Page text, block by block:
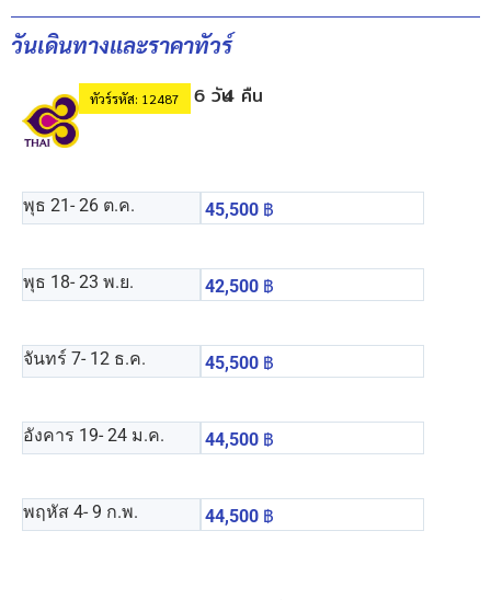
วันเดินทางและราคาทัวร์
ทัวร์รหัส: 12487 6 วัน4 คืน
พุธ 21 - 26 ต.ค. 45,500 ฿
พุธ 18- 23 พ.ย. 42,500 ฿
จันทร์ 7- 12 ธ.ค. 45,500 ฿
อังคาร 19- 24 ม.ค. 44,500 ฿
พฤหัส 4- 9 ก.พ. 44,500 ฿